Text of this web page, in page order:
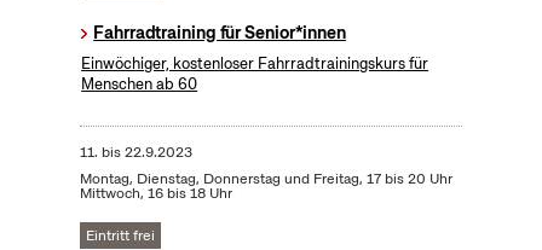
Fahrradtraining für Senior*innen
Einwöchiger, kostenloser Fahrradtrainingskurs für
Menschen ab 60
11. bis22.9.2023
Montag, Dienstag, Donnerstag und Freitag, 17 bis 20 Uhr
Mittwoch, 16 bis 18 Uhr
Eintritt frei